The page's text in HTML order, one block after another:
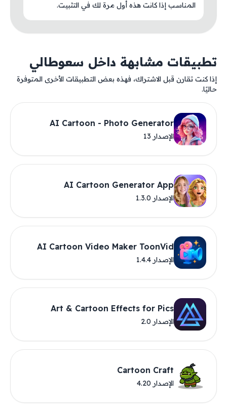
المناسب إذا كانت هذه أول مرة لك في التثبيت.
تطبيقات مشابهة داخل سعوطالي
إذا كنت تقارن قبل الاشتراك، فهذه بعض التطبيقات الأخرى المتوفرة
حاليًا.
AI Cartoon - Photo Generator
الإصدار 13
AI Cartoon Generator App
الإصدار 1.3.0
AI Cartoon Video Maker ToonVid
الإصدار 1.4.4
Art & Cartoon Effects for Pics
الإصدار 2.0
Cartoon Craft
الإصدار 4.20